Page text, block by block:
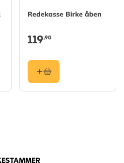
Redekasse Birke åben
119,90